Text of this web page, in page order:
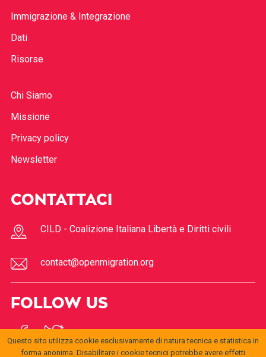
Immigrazione & Integrazione
Dati
Risorse
Chi Siamo
Missione
Privacy policy
Newsletter
CONTATTACI
CILD - Coalizione Italiana Libertà e Diritti civili
contact@openmigration.org
FOLLOW US
Questo sito utilizza cookie esclusivamente di natura tecnica e statistica in
forma anonima. Disabilitare i cookie tecnici potrebbe avere effetti